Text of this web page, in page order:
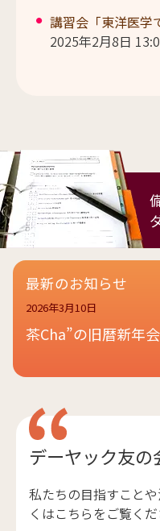
講習会「東洋医学
2025年2月8日
最新のお知らせ
2026年3月10日
茶Cha”の旧暦新年会
デーヤック友の
私たちの目指すこと
くはこちらをご覧くだ